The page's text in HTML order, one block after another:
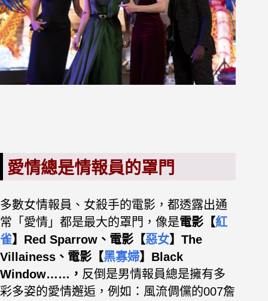
愛情總是情報員的罩門
多數女情報員、女殺手的電影，都透露出通
常「愛情」都是最大的罩門，像是電影【紅
雀】Red Sparrow、 電影【惡女】The
Villainess、 電影【黑寡婦】Black
Window……， 反倒是男情報員總是擁有多
彩多姿的愛情邂逅，例如：風流倜儻的007詹